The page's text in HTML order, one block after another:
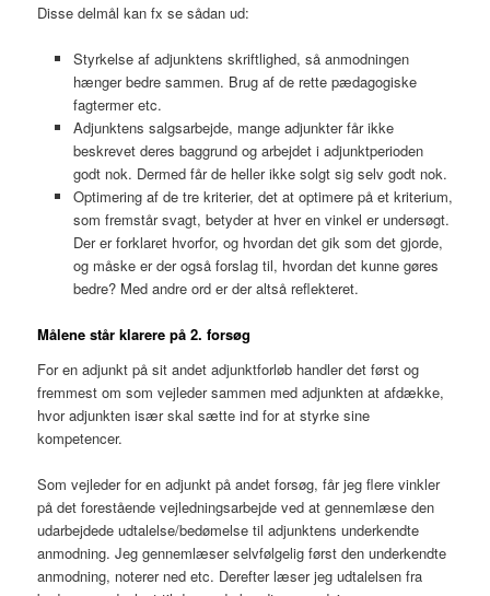
Disse delmål kan fx se sådan ud:
Styrkelse af adjunktens skriftlighed, så anmodningen
hænger bedre sammen. Brug af de rette pædagogiske
fagtermer etc.
Adjunktens salgsarbejde, mange adjunkter får ikke
beskrevet deres baggrund og arbejdet i adjunktperioden
godt nok. Dermed får de heller ikke solgt sig selv godt nok.
Optimering af de tre kriterier, det at optimere på et kriterium,
som fremstår svagt, betyder at hver en vinkel er undersøgt.
Der er forklaret hvorfor, og hvordan det gik som det gjorde,
og måske er der også forslag til, hvordan det kunne gøres
bedre? Med andre ord er der altså reflekteret.
Målene står klarere på 2. forsøg
For en adjunkt på sit andet adjunktforløb handler det først og
fremmest om som vejleder sammen med adjunkten at afdække,
hvor adjunkten især skal sætte ind for at styrke sine
kompetencer.
Som vejleder for en adjunkt på andet forsøg, får jeg flere vinkler
på det forestående vejledningsarbejde ved at gennemlæse den
udarbejdede udtalelse/bedømelse til adjunktens underkendte
anmodning. Jeg gennemlæser selvfølgelig først den underkendte
anmodning, noterer ned etc. Derefter læser jeg udtalelsen fra